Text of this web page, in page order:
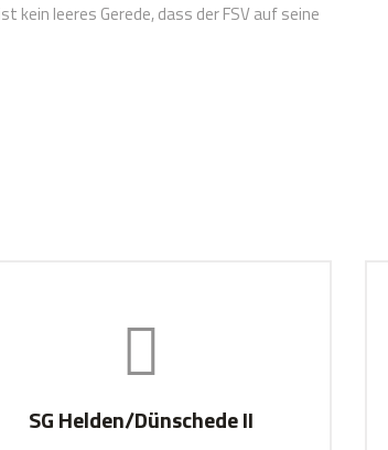
leeres Gerede, dass der FSV auf seine
SG Helden/Dünschede II